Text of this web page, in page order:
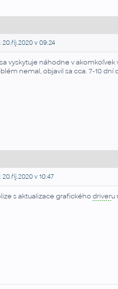
v 09:24
vyskytuje náhodne v
nemal, objavil sa cca. 7-10 dní
v 10:47
s aktualizace grafického driveru